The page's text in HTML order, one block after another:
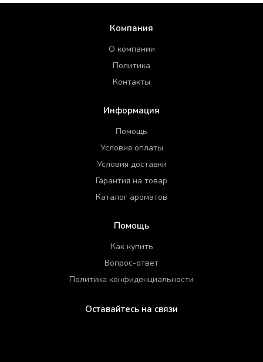
Компания
О компании
Политика
Контакты
Информация
Помощь
Условия оплаты
Условия доставки
Гарантия на товар
Каталог ароматов
Помощь
Как купить
Вопрос-ответ
Политика конфиденциальности
Оставайтесь на связи